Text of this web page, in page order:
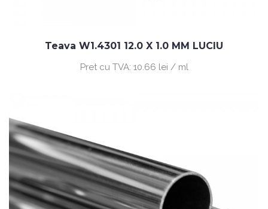
Teava W1.4301 12.0 X 1.0 MM LUCIU
Pret cu TVA: 10.66 lei / ml